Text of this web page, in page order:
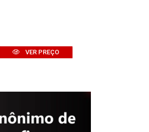
VER PREÇO